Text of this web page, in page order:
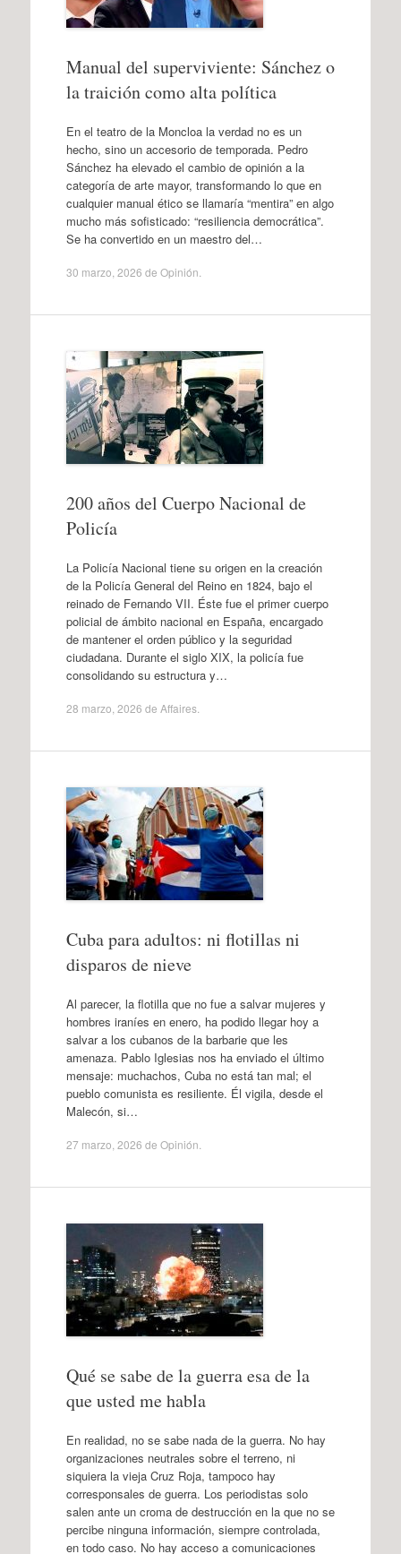
Manual del superviviente: Sánchez o
la traición como alta política
En el teatro de la Moncloa la verdad no es un
hecho, sino un accesorio de temporada. Pedro
Sánchez ha elevado el cambio de opinión a la
categoría de arte mayor, transformando lo que en
cualquier manual ético se llamaría “mentira” en algo
mucho más sofisticado: “resiliencia democrática”.
Se ha convertido en un maestro del…
30 marzo, 2026 de Opinión
200 años del Cuerpo Nacional de
Policía
La Policía Nacional tiene su origen en la creación
de la Policía General del Reino en 1824, bajo el
reinado de Fernando VII. Éste fue el primer cuerpo
policial de ámbito nacional en España, encargado
de mantener el orden público y la seguridad
ciudadana. Durante el siglo XIX, la policía fue
consolidando su estructura y…
28 marzo, 2026 de Affaires.
Cuba para adultos: ni flotillas ni
disparos de nieve
Al parecer, la flotilla que no fue a salvar mujeres y
hombres iraníes en enero, ha podido llegar hoy a
salvar a los cubanos de la barbarie que les
amenaza. Pablo Iglesias nos ha enviado el último
mensaje: muchachos, Cuba no está tan mal; el
pueblo comunista es resiliente. Él vigila, desde el
Malecón, si…
27 marzo, 2026 de Opinión
Qué se sabe de la guerra esa de la
que usted me habla
En realidad, no se sabe nada de la guerra. No hay
organizaciones neutrales sobre el terreno, ni
siquiera la vieja Cruz Roja, tampoco hay
corresponsales de guerra. Los periodistas solo
salen ante un croma de destrucción en la que no se
percibe ninguna información, siempre controlada,
en todo caso. No hay acceso a comunicaciones